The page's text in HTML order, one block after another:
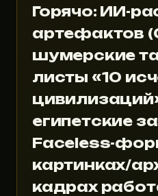
Горячо: ИИ-
артефактов
шумерские
листы «10
египетские
Faceless-
картинках/
кадрах